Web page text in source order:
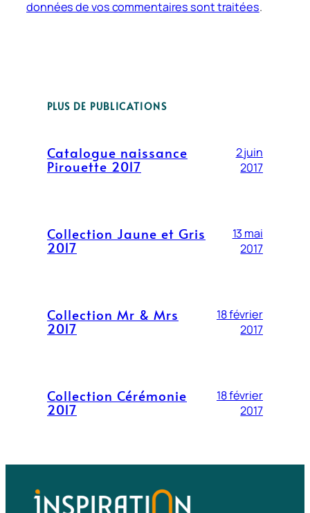
données de vos commentaires sont traitées.
PLUS DE PUBLICATIONS
Catalogue naissance
Pirouette 2017
2 juin
2017
Collection Jaune et Gris
2017
13 mai
2017
Collection Mr & Mrs
2017
18 février
2017
Collection Cérémonie
2017
18 février
2017